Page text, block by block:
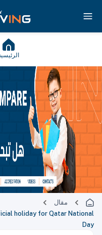
مقال
holiday for Qatar National
Day